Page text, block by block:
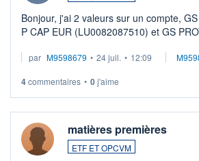
Bonjour, j'ai 2 valeurs sur un compte,
P CAP EUR (LU0082087510) et GS
veux procéder à la vente, on me signale
par M9598679 • 24 juil. • 12:09
4commentaires • 0j'aime
matières premières
ETF ET OPCVM